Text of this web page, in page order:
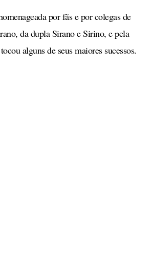
por fãs e por colegas de
da dupla Sirano e Sirino, e pela
alguns de seus maiores sucessos.